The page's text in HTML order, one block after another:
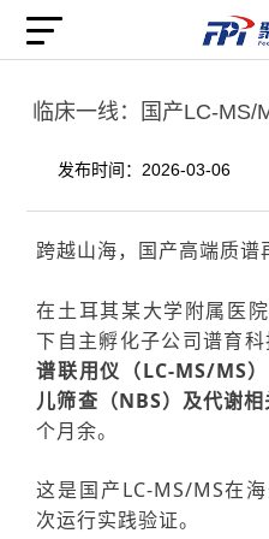
临床一线：国产LC-MS/
发布时间：2026-03-06
跨越山海，国产高端质谱
在土耳其某大学附属医
下自主孵化子公司谱育
谱联用仪（LC-MS/MS）
儿筛查（NBS）及代谢相
个月余。
这是国产LC-MS/MS在
次运行实践验证。